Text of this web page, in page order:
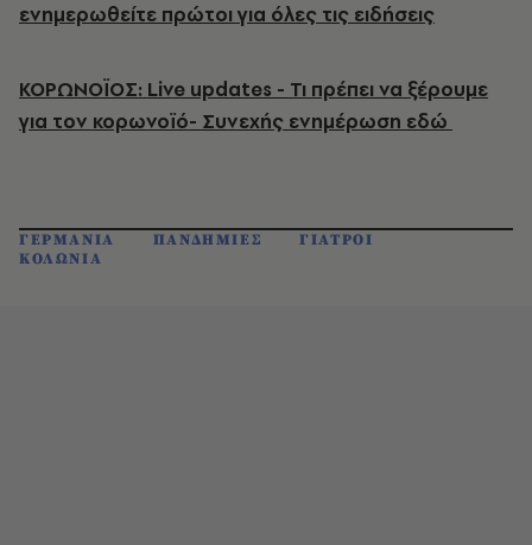
ενημερωθείτε πρώτοι για όλες τις ειδήσεις
ΚΟΡΩΝΟΪΟΣ: Live updates - Τι πρέπει να ξέρουμε
για τον κορωνοϊό- Συνεχής ενημέρωση εδώ
ΓΕΡΜΑΝΙΑ ΠΑΝΔΗΜΙΕΣ
ΓΙΑΤΡΟΙ
ΚΟΛΩΝΙΑ